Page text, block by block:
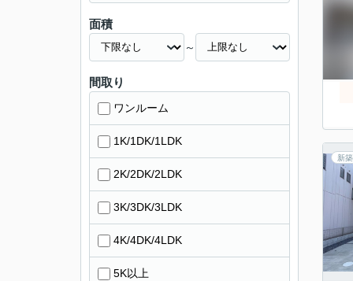
新
面積
～
間取り
ワンルーム
1K/1DK/1LDK
2K/2DK/2LDK
3K/3DK/3LDK
4K/4DK/4LDK
5K以上